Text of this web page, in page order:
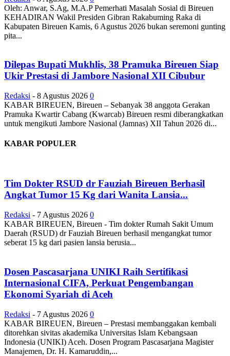
Oleh: Anwar, S.Ag, M.A.P Pemerhati Masalah Sosial di Bireuen
KEHADIRAN Wakil Presiden Gibran Rakabuming Raka di
Kabupaten Bireuen Kamis, 6 Agustus 2026 bukan seremoni gunting
pita...
Dilepas Bupati Mukhlis, 38 Pramuka Bireuen Siap
Ukir Prestasi di Jambore Nasional XII Cibubur
Redaksi - 8 Agustus 2026 0
KABAR BIREUEN, Bireuen – Sebanyak 38 anggota Gerakan
Pramuka Kwartir Cabang (Kwarcab) Bireuen resmi diberangkatkan
untuk mengikuti Jambore Nasional (Jamnas) XII Tahun 2026 di...
KABAR POPULER
Tim Dokter RSUD dr Fauziah Bireuen Berhasil
Angkat Tumor 15 Kg dari Wanita Lansia...
Redaksi - 7 Agustus 2026 0
KABAR BIREUEN, Bireuen - Tim dokter Rumah Sakit Umum
Daerah (RSUD) dr Fauziah Bireuen berhasil mengangkat tumor
seberat 15 kg dari pasien lansia berusia...
Dosen Pascasarjana UNIKI Raih Sertifikasi
Internasional CIFA, Perkuat Pengembangan
Ekonomi Syariah di Aceh
Redaksi - 7 Agustus 2026 0
KABAR BIREUEN, Bireuen – Prestasi membanggakan kembali
ditorehkan sivitas akademika Universitas Islam Kebangsaan
Indonesia (UNIKI) Aceh. Dosen Program Pascasarjana Magister
Manajemen, Dr. H. Kamaruddin,...